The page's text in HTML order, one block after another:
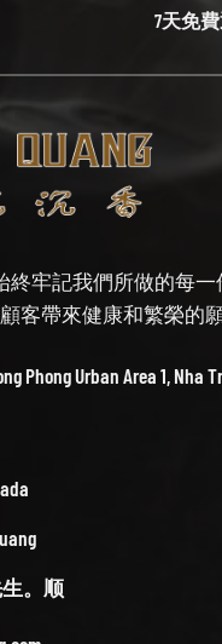
7天免
始終牢記我們所做的每
顧客帶來健康和繁榮的願
Phong Urban Area 1, Nha
生。顺